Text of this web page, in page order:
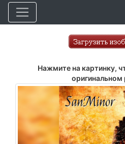
Нажмите на картинку,
оригинальном